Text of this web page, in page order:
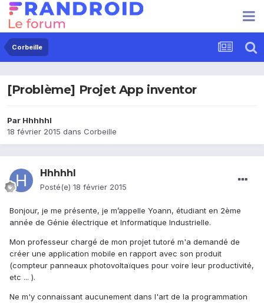
Corbeille
[Problème] Projet App inventor
Par Hhhhhl
18 février 2015 dans Corbeille
Hhhhhl
Posté(e) 18 février 2015
Bonjour, je me présente, je m’appelle Yoann, étudiant en 2ème
année de Génie électrique et Informatique Industrielle.
Mon professeur chargé de mon projet tutoré m'a demandé de
créer une application mobile en rapport avec son produit
(compteur panneaux photovoltaïques pour voire leur productivité,
etc ... ).
Ne m'y connaissant aucunement dans l'art de la programmation